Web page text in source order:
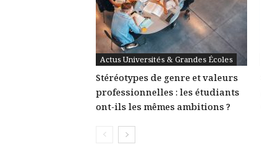
Actus Universités & Grandes Écoles
Stéréotypes de genre et valeurs
professionnelles : les étudiants
ont-ils les mêmes ambitions ?